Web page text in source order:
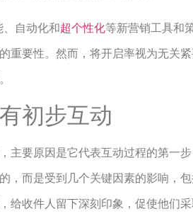
、自动化和超个性化等新营销工具和
重要性。然而，将开启率视为无关
初步互动
主要原因是它代表互动过程的第一步
，而是受到几个关键因素的影响，
给收件人留下深刻印象，促使他们采